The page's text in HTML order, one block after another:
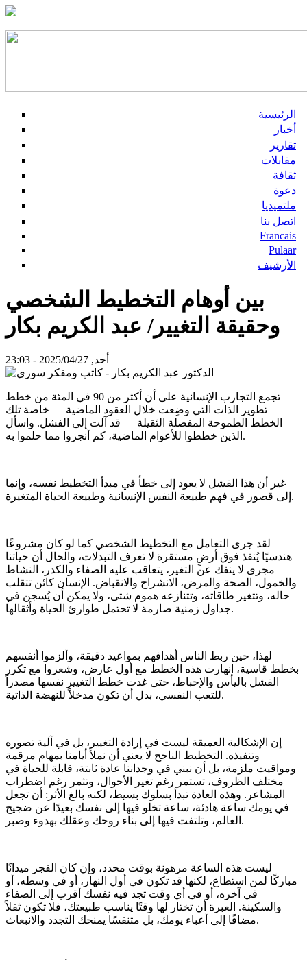
الرئيسية
أخبار
تقارير
مقابلات
ثقافة
دعوة
ملتميديا
اتصل بنا
Francais
Pulaar
الأرشيف
بين أوهام التخطيط الشخصي
وحقيقة التغيير/ عبد الكريم بكار
أحد, 2025/04/27 - 23:03
تجمع التجارب الإنسانية على أن أكثر من 90 في المئة من خطط
تطوير الذات التي وضِعت خلال العقود الماضية — خاصة تلك
الخطط الطموحة المفصلة الثقيلة — قد آلت إلى الفشل. واسأل
الذين خططوا للأعوام الماضية، كم أنجزوا مما حلموا به.
غير أن هذا الفشل لا يعود إلى خطأ في مبدأ التخطيط نفسه، وإنما
إلى قصور في فهم طبيعة النفس الإنسانية وطبيعة الحياة المتغيرة.
لقد جرى التعامل مع التخطيط الشخصي كما لو كان مشروعًا
هندسيًا يُنفذ فوق أرضٍ مستقرة لا تعرف التبدلات، والحال أن حياتنا
مجرى لا ينفك عن التغير، يتعاقب عليه الصفاء والكدر، النشاط
والخمول، الصحة والمرض، الانشراح والانقباض. الإنسان كائن تتقلب
حاله، وتتغير طاقاته، وتتنازعه هموم شتى، ولا يمكن أن يُسجن في
جداول زمنية صارمة لا تحتمل طوارئ الحياة وأثقالها.
لهذا، حين ربط الناس أهدافهم بمواعيد دقيقة، وألزموا أنفسهم
بخطط قاسية، انهارت هذه الخطط مع أول عارض، وشعروا مع تكرر
الفشل باليأس والإحباط، حتى غدت خطط التغيير نفسها مصدراً
للتعب النفسي، بدل أن تكون مدخلاً للنهضة الذاتية.
إن الإشكالية العميقة ليست في إرادة التغيير، بل في آلية تصوره
وتنفيذه. التخطيط الناجح لا يعني أن نملأ أيامنا بمهام مرقمة
ومواقيت ملزمة، بل أن نبني في وجداننا عادة ثابتة، قابلة للحياة في
مختلف الظروف، تستمر رغم تغير الأحوال، وتثمر رغم اضطراب
المشاعر. وهذه العادة تبدأ بسلوك بسيط، لكنه بالغ الأثر: أن تجعل
في يومك ساعة هادئة، ساعة تخلو فيها إلى نفسك بعيدًا عن ضجيج
العالم، وتلتفت فيها إلى بناء روحك وعقلك بهدوء وصبر.
ليست هذه الساعة مرهونة بوقت محدد، وإن كان الفجر ميدانًا
مباركًا لمن استطاع، لكنها قد تكون في أول النهار، أو في وسطه، أو
في آخره، أو في أي وقت تجد فيه نفسك أقرب إلى الصفاء
والسكينة. العبرة أن تختار لها وقتًا يناسب طبيعتك، فلا تكون ثقلاً
مضافًا إلى أعباء يومك، بل متنفسًا يمنحك التجدد والانبعاث.